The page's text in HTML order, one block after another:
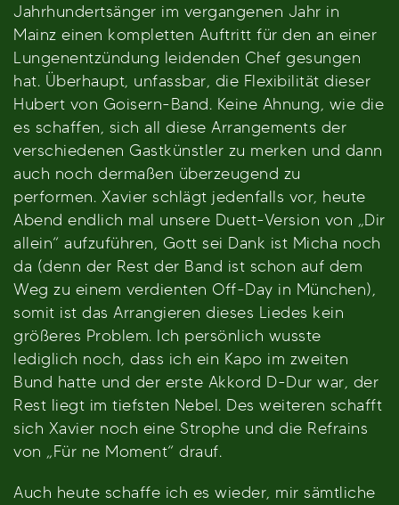
Jahrhundertsänger im vergangenen Jahr in
Mainz einen kompletten Auftritt für den an einer
Lungenentzündung leidenden Chef gesungen
hat. Überhaupt, unfassbar, die Flexibilität dieser
Hubert von Goisern-Band. Keine Ahnung, wie die
es schaffen, sich all diese Arrangements der
verschiedenen Gastkünstler zu merken und dann
auch noch dermaßen überzeugend zu
performen. Xavier schlägt jedenfalls vor, heute
Abend endlich mal unsere Duett-Version von „Dir
allein“ aufzuführen, Gott sei Dank ist Micha noch
da (denn der Rest der Band ist schon auf dem
Weg zu einem verdienten Off-Day in München),
somit ist das Arrangieren dieses Liedes kein
größeres Problem. Ich persönlich wusste
lediglich noch, dass ich ein Kapo im zweiten
Bund hatte und der erste Akkord D-Dur war, der
Rest liegt im tiefsten Nebel. Des weiteren schafft
sich Xavier noch eine Strophe und die Refrains
von „Für ne Moment“ drauf.
Auch heute schaffe ich es wieder, mir sämtliche